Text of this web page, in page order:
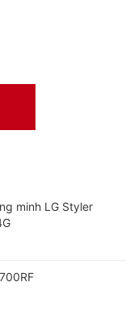
minh LG Styler